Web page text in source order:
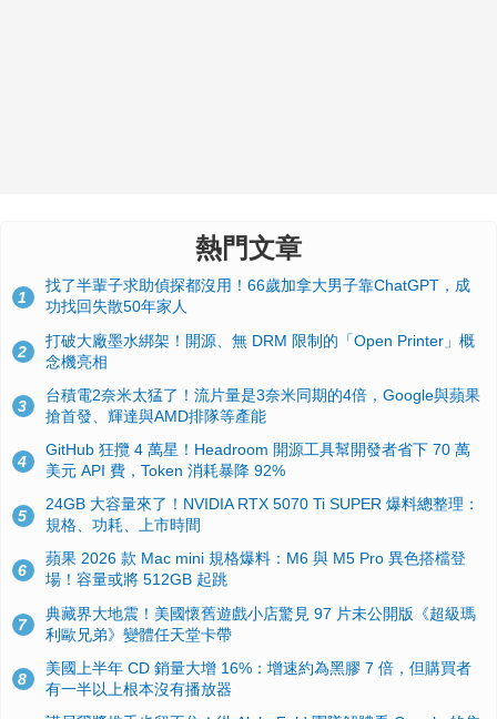
熱門文章
1
找了半輩子求助偵探都沒用！66歲加拿大男子靠ChatGPT，成
功找回失散50年家人
2
打破大廠墨水綁架！開源、無 DRM 限制的「Open Printer」概
念機亮相
3
台積電2奈米太猛了！流片量是3奈米同期的4倍，Google與蘋果
搶首發、輝達與AMD排隊等產能
4
GitHub 狂攬 4 萬星！Headroom 開源工具幫開發者省下 70 萬
美元 API 費，Token 消耗暴降 92%
5
24GB 大容量來了！NVIDIA RTX 5070 Ti SUPER 爆料總整理：
規格、功耗、上市時間
6
蘋果 2026 款 Mac mini 規格爆料：M6 與 M5 Pro 異色搭檔登
場！容量或將 512GB 起跳
7
典藏界大地震！美國懷舊遊戲小店驚見 97 片未公開版《超級瑪
利歐兄弟》變體任天堂卡帶
8
美國上半年 CD 銷量大增 16%：增速約為黑膠 7 倍，但購買者
有一半以上根本沒有播放器